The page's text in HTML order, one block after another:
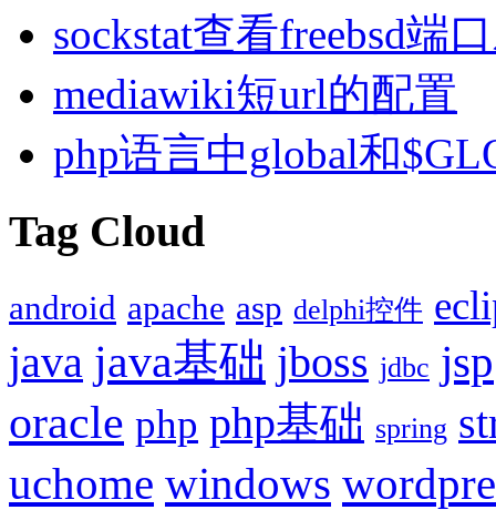
sockstat查看freebsd端
mediawiki短url的配置
php语言中global和
Tag Cloud
android apache asp delphi控件
java java基础 jboss jdbc jsp
oracle php php基础 spring
uchome windows